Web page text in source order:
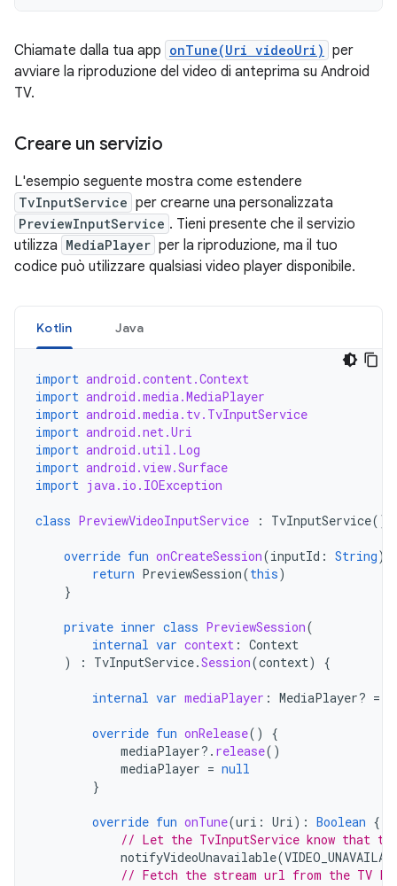
Chiamate dalla tua app onTune(Uri videoUri) per
avviare la riproduzione del video di anteprima su Android
TV.
Creare un servizio
L'esempio seguente mostra come estendere
TvInputService per crearne una personalizzata
PreviewInputService . Tieni presente che il servizio
utilizza MediaPlayer per la riproduzione, ma il tuo
codice può utilizzare qualsiasi video player disponibile.
Kotlin Java
import android.content.Context
import android.media.MediaPlayer
import android.media.tv.TvInputService
import android.net.Uri
import android.util.Log
import android.view.Surface
import java.io.IOException
class PreviewVideoInputService : TvInputService()
override fun onCreateSession(inputId : String):
return PreviewSession(this)
}
private inner class PreviewSession(
internal var context : Context
)
: TvInputService.Session(context) {
internal var mediaPlayer : MediaPlayer? =
override fun onRelease()
{
mediaPlayer?. release()
mediaPlayer = null
}
override fun onTune(uri : Uri): Boolean {
// Let the TvInputService know that
notifyVideoUnavailable(
// Fetch the stream url from the TV